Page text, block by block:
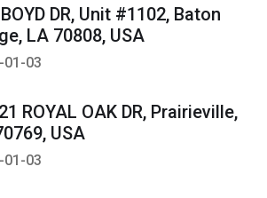
DR, Unit #1102, Baton
LA 70808, USA
01-03
ROYAL OAK DR, Prairieville,
USA
01-03